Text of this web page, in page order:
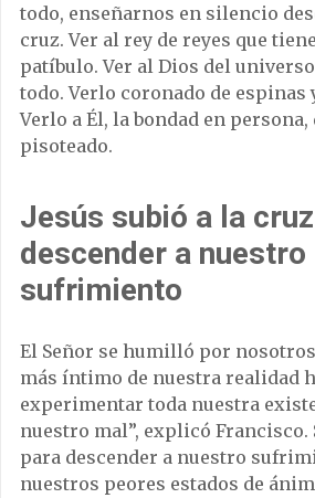
todo, enseñarnos en silencio
cruz. Ver al rey de reyes que
patíbulo. Ver al Dios del
todo. Verlo coronado de espinas
Verlo a Él, la bondad en
pisoteado.
Jesús subió a la
descender a nuestro
sufrimiento
El Señor se humilló por
más íntimo de nuestra realidad
experimentar toda nuestra
nuestro mal”, explicó Francisco.
para descender a nuestro
nuestros peores estados de